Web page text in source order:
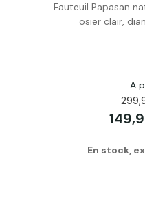
Fauteuil Papasan
osier clair,
A
En stock,